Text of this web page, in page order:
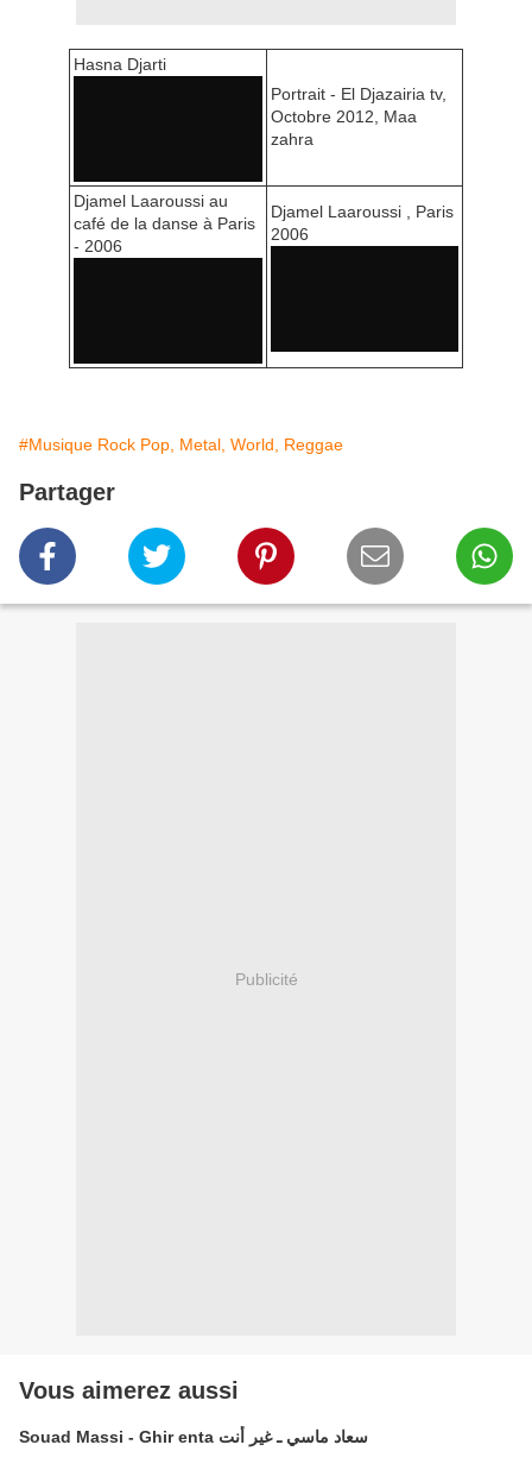
Hasna Djarti
Portrait - El Djazairia tv,
Octobre 2012, Maa
zahra
Djamel Laaroussi au
café de la danse à Paris
- 2006
Djamel Laaroussi , Paris
2006
#Musique Rock Pop, Metal, World, Reggae
Partager
Publicité
Vous aimerez aussi
Souad Massi - Ghir enta سعاد ماسي ـ غير أنت